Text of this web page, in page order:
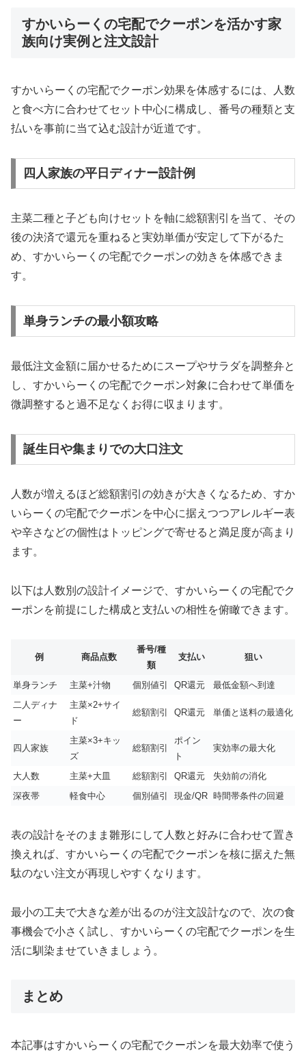
すかいらーくの宅配でクーポンを活かす家
族向け実例と注文設計
すかいらーくの宅配でクーポン効果を体感するには、人数
と食べ方に合わせてセット中心に構成し、番号の種類と支
払いを事前に当て込む設計が近道です。
四人家族の平日ディナー設計例
主菜二種と子ども向けセットを軸に総額割引を当て、その
後の決済で還元を重ねると実効単価が安定して下がるた
め、すかいらーくの宅配でクーポンの効きを体感できま
す。
単身ランチの最小額攻略
最低注文金額に届かせるためにスープやサラダを調整弁と
し、すかいらーくの宅配でクーポン対象に合わせて単価を
微調整すると過不足なくお得に収まります。
誕生日や集まりでの大口注文
人数が増えるほど総額割引の効きが大きくなるため、すか
いらーくの宅配でクーポンを中心に据えつつアレルギー表
や辛さなどの個性はトッピングで寄せると満足度が高まり
ます。
以下は人数別の設計イメージで、すかいらーくの宅配でク
ーポンを前提にした構成と支払いの相性を俯瞰できます。
例 商品点数
番号/種
類
支払い 狙い
単身ランチ 主菜+汁物 個別値引 QR還元
最低金額へ到達
二人ディナ
ー
主菜×2+サイ
ド
総額割引 QR還元 単価と送料の最適化
四人家族
主菜×3+キッ
ズ
総額割引
ポイン
ト
実効率の最大化
大人数 主菜+大皿 総額割引 QR還元
失効前の消化
深夜帯
軽食中心 個別値引 現金/QR 時間帯条件の回避
表の設計をそのまま雛形にして人数と好みに合わせて置き
換えれば、すかいらーくの宅配でクーポンを核に据えた無
駄のない注文が再現しやすくなります。
最小の工夫で大きな差が出るのが注文設計なので、次の食
事機会で小さく試し、すかいらーくの宅配でクーポンを生
活に馴染ませていきましょう。
まとめ
本記事はすかいらーくの宅配でクーポンを最大効率で使う